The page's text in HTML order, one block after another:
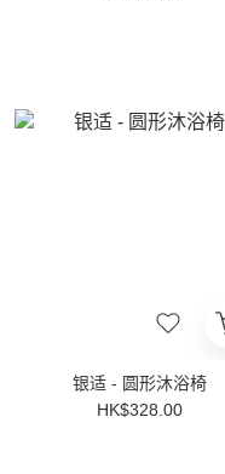
银适 - 圆形沐浴椅
HK$328.00